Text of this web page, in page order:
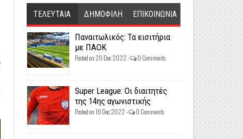
ΤΕΛΕΥΤΑΙΑ ΔΗΜΟΦΙΛΗ ΕΠΙΚΟΙΝΩΝΙΑ
Παναιτωλικός: Τα εισιτήρια
με ΠΑΟΚ
Posted on 20 Dec 2022 - 0 Comments
Super League: Οι διαιτητές
της 14ης αγωνιστικής
Posted on 19 Dec 2022 - 0 Comments